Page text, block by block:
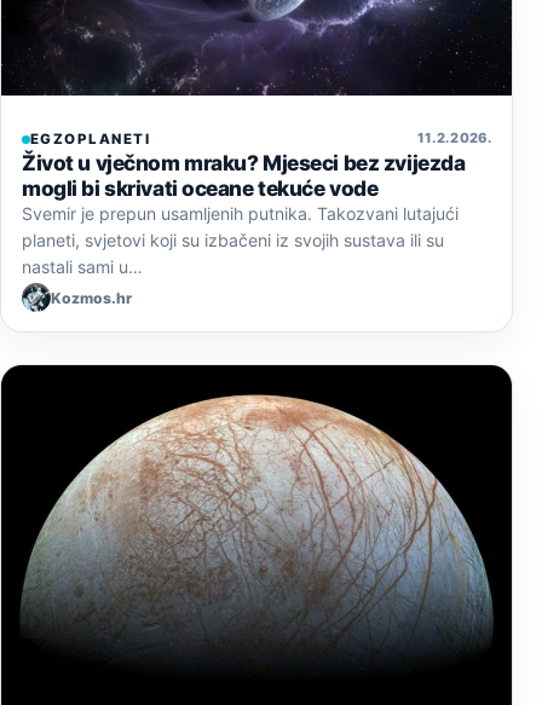
EGZOPLANETI 11. 2. 2026.
Život u vječnom mraku? Mjeseci bez zvijezda
mogli bi skrivati oceane tekuće vode
Svemir je prepun usamljenih putnika. Takozvani lutajući
planeti, svjetovi koji su izbačeni iz svojih sustava ili su
nastali sami u…
Kozmos.hr